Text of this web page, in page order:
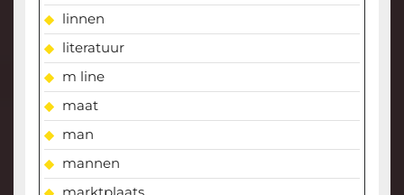
linnen
literatuur
m line
maat
man
mannen